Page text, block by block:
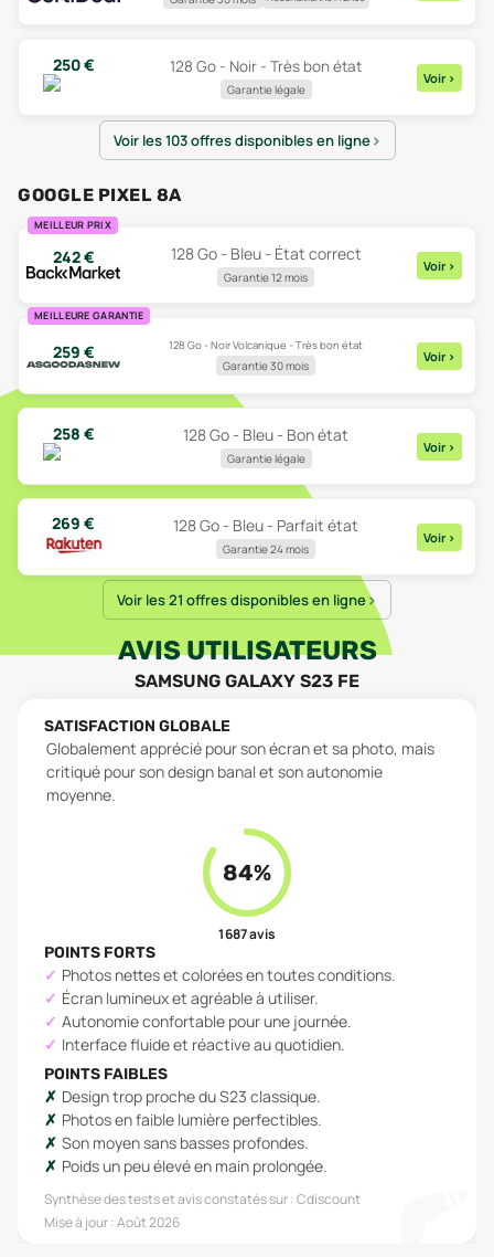
250€ 128 Go - Noir - Très bon état
Garantie légale
Voir >
Voir les 103 offres disponibles en ligne
GOOGLE PIXEL 8A
MEILLEUR PRIX
242€ 128 Go - Bleu - État correct
Garantie 12 mois
Voir >
MEILLEURE GARANTIE
259 € 128 Go - Noir Volcanique - Très bon état
Garantie 30 mois
Voir >
258 € 128 Go - Bleu - Bon état
Garantie légale
Voir >
269 € 128 Go - Bleu - Parfait état
Garantie 24 mois
Voir >
Voir les 21 offres disponibles en ligne
AVIS UTILISATEURS
SAMSUNG GALAXY S23 FE
SATISFACTION GLOBALE
Globalement apprécié pour son écran et sa photo, mais
critiqué pour son design banal et son autonomie
moyenne.
84%
1 687avis
POINTS FORTS
Photos nettes et colorées en toutes conditions.
Écran lumineux et agréable à utiliser.
Autonomie confortable pour une journée.
Interface fluide et réactive au quotidien.
POINTS FAIBLES
Design trop proche du S23 classique.
Photos en faible lumière perfectibles.
Son moyen sans basses profondes.
Poids un peu élevé en main prolongée.
Synthèse des tests et avis constatés sur :Cdiscount
Mise à jour :Août 2026